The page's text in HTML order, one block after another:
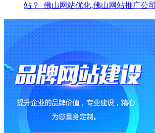
站？_佛山网站优化,佛山网站推广公司